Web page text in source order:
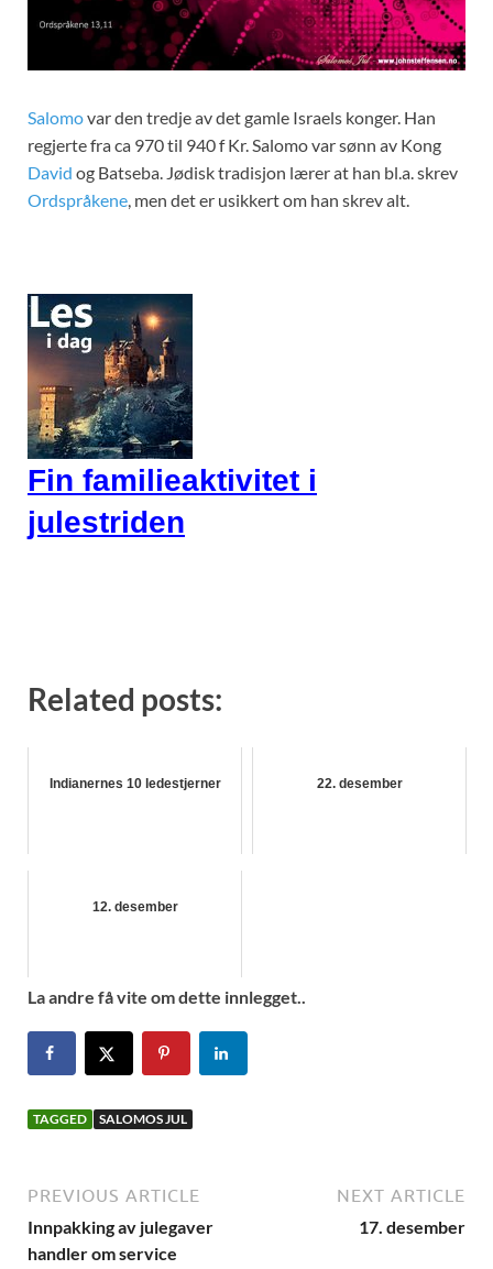
Salomovar den tredje av det gamle Israels konger. Han
regjerte fra ca 970 til 940 f Kr. Salomo var sønn av Kong
David og Batseba. Jødisk tradisjon lærer at han bl.a. skrev
Ordspråkene, men det er usikkert om han skrev alt.
Fin familieaktivitet i
julestriden
Related posts:
Indianernes 10 ledestjerner 22. desember
12. desember
La andre få vite om dette innlegget..
TAGGED SALOMOS JUL
PREVIOUS ARTICLE
Innpakking av julegaver
handler om service
NEXT ARTICLE
17. desember